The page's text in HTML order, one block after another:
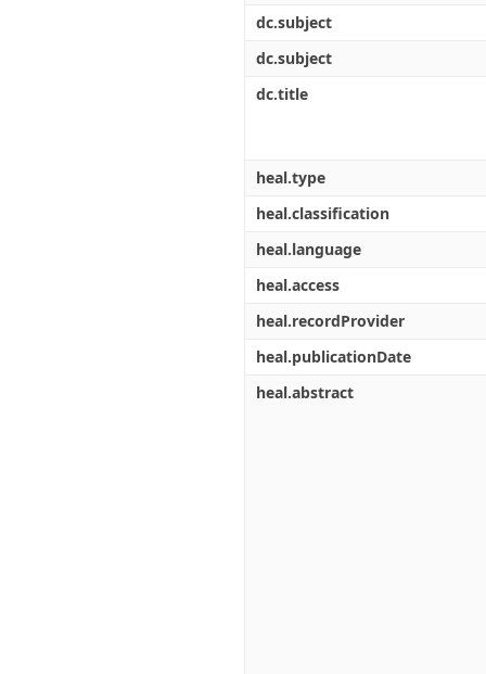
dc.subject
dc.subject
dc.title
heal.type
heal.classification
heal.language
heal.access
heal.recordProvider
heal.publicationDate
heal.abstract